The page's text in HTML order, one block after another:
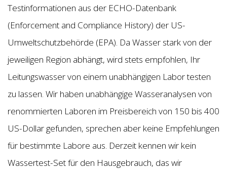
Testinformationen aus der ECHO-Datenbank
(Enforcement and Compliance History) der US-
Umweltschutzbehörde (EPA). Da Wasser stark von der
jeweiligen Region abhängt, wird stets empfohlen, Ihr
Leitungswasser von einem unabhängigen Labor testen
zu lassen. Wir haben unabhängige Wasseranalysen von
renommierten Laboren im Preisbereich von 150 bis 400
US-Dollar gefunden, sprechen aber keine Empfehlungen
für bestimmte Labore aus. Derzeit kennen wir kein
Wassertest-Set für den Hausgebrauch, das wir